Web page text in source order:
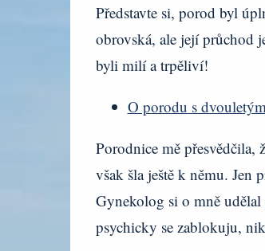
Představte si, porod byl
obrovská, ale její průchod
byli milí a trpěliví!
O porodu s
Porodnice mě
však šla ještě k němu. Jen
Gynekolog si o mně
psychicky se zablokuju,